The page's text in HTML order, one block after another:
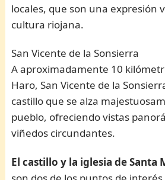
locales, que son una expresión
cultura riojana.
San Vicente de la Sonsierra
A aproximadamente 10
Haro, San Vicente de la
castillo que se alza
pueblo, ofreciendo vistas
viñedos circundantes.
El castillo y la iglesia de Santa